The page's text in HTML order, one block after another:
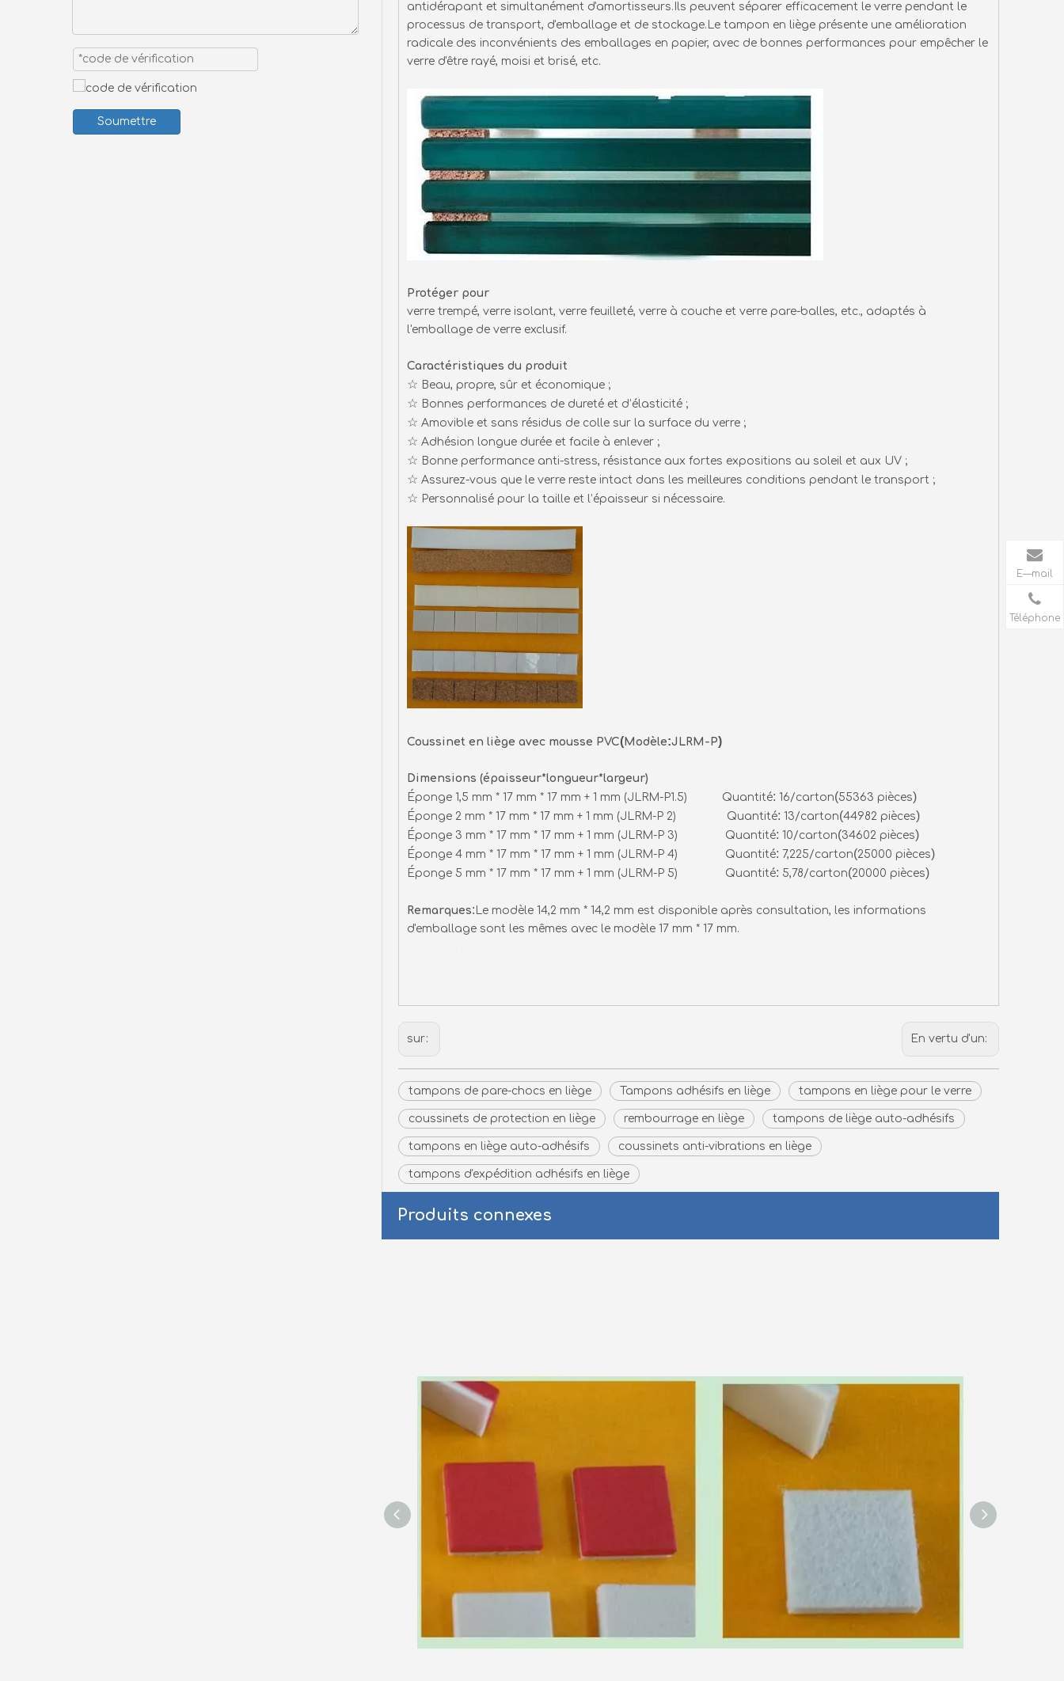
Soumettre
antidérapant et simultanément d'amortisseurs.Ils peuvent séparer efficacement le verre pendant le
processus de transport, d'emballage et de stockage.Le tampon en liège présente une amélioration
radicale des inconvénients des emballages en papier, avec de bonnes performances pour empêcher le
verre d'être rayé, moisi et brisé, etc.
Protéger pour
verre trempé, verre isolant, verre feuilleté, verre à couche et verre pare-balles, etc., adaptés à
l'emballage de verre exclusif.
Caractéristiques du produit
☆ Beau, propre, sûr et économique ;
☆ Bonnes performances de dureté et d’élasticité ;
☆ Amovible et sans résidus de colle sur la surface du verre ;
☆ Adhésion longue durée et facile à enlever ;
☆ Bonne performance anti-stress, résistance aux fortes expositions au soleil et aux UV ;
☆ Assurez-vous que le verre reste intact dans les meilleures conditions pendant le transport ;
☆ Personnalisé pour la taille et l’épaisseur si nécessaire.
Coussinet en liège avec mousse PVC( Modèle:JLRM-P)
Dimensions (épaisseur*longueur*largeur)
Éponge 1,5 mm * 17 mm * 17 mm + 1 mm (JLRM-P1.5) Quantité: 16/carton(55363 pièces)
Éponge 2 mm * 17 mm * 17 mm + 1 mm (JLRM-P 2) Quantité: 13/carton(44982 pièces)
Éponge 3 mm * 17 mm * 17 mm + 1 mm (JLRM-P 3) Quantité: 10/carton(34602 pièces)
Éponge 4 mm * 17 mm * 17 mm + 1 mm (JLRM-P 4) Quantité: 7,225/carton(25000 pièces)
Éponge 5 mm * 17 mm * 17 mm + 1 mm (JLRM-P 5) Quantité: 5,78/carton(20000 pièces)
Remarques: Le modèle 14,2 mm * 14,2 mm est disponible après consultation, les informations
d'emballage sont les mêmes avec le modèle 17 mm * 17 mm.
sur: En vertu d'un:
tampons de pare-chocs en liège Tampons adhésifs en liège tampons en liège pour le verre
coussinets de protection en liège rembourrage en liège tampons de liège auto-adhésifs
tampons en liège auto-adhésifs coussinets anti-vibrations en liège
tampons d'expédition adhésifs en liège
Produits connexes
E—mail
Téléphone